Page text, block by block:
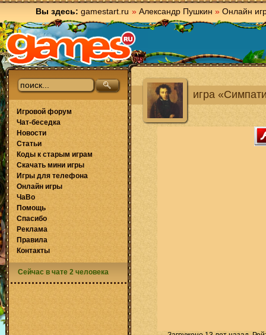
Вы здесь: gamestart.ru » Александр Пушкин » Онлайн
игра
Игровой форум
Чат-беседка
Новости
Статьи
Коды к старым играм
Скачать мини игры
Игры для телефона
Онлайн игры
ЧаВо
Помощь
Спасибо
Реклама
Правила
Контакты
Сейчас в чате 2 человека